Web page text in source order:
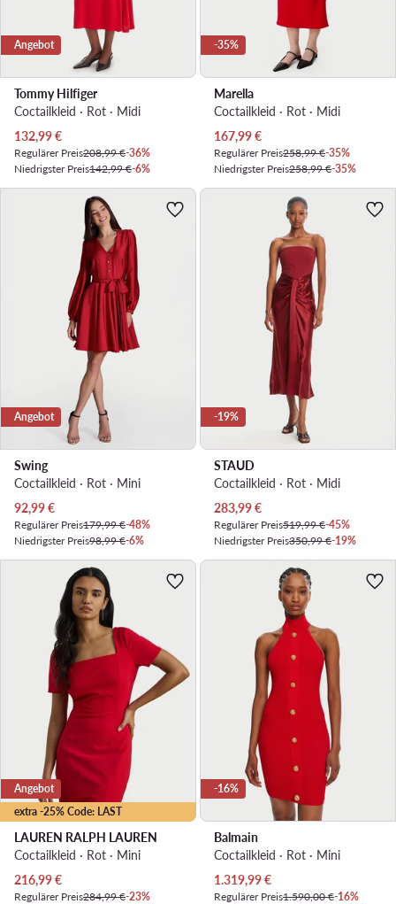
Angebot
Tommy Hilfiger
Coctailkleid · Rot · Midi
Aktueller Preis
132,99€
Regulärer Preis208,99 €-36%
Niedrigster Preis142,99 €-6%
-35%
Marella
Coctailkleid · Rot · Midi
Aktueller Preis
167,99€
Regulärer Preis258,99 €-35%
Niedrigster Preis258,99 €-35%
Angebot
Swing
Coctailkleid · Rot · Mini
Aktueller Preis
92,99€
Regulärer Preis179,99 €-48%
Niedrigster Preis98,99 €-6%
-19%
STAUD
Coctailkleid · Rot · Midi
Aktueller Preis
283,99€
Regulärer Preis519,99 €-45%
Niedrigster Preis350,99 €-19%
extra -25% Code: LAST
Angebot
LAUREN RALPH LAUREN
Coctailkleid · Rot · Mini
Aktueller Preis
216,99€
Regulärer Preis284,99 €-23%
-16%
Balmain
Coctailkleid · Rot · Mini
Aktueller Preis
1.319,99€
Regulärer Preis1.590,00 €-16%